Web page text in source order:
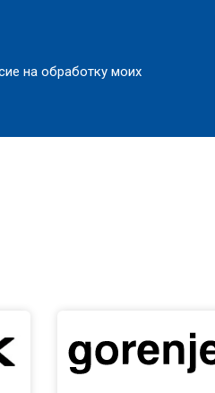
на обработку моих